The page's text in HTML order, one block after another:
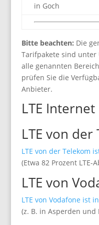
in Goch
Bitte beachten: Die
Tarifpakete sind
alle genannten
prüfen Sie die
Anbieter.
LTE
LTE von der
LTE von der Telekom
(Etwa 82 Prozent LTE-
LTE von
LTE von Vodafone ist
(z. B. in Asperden und